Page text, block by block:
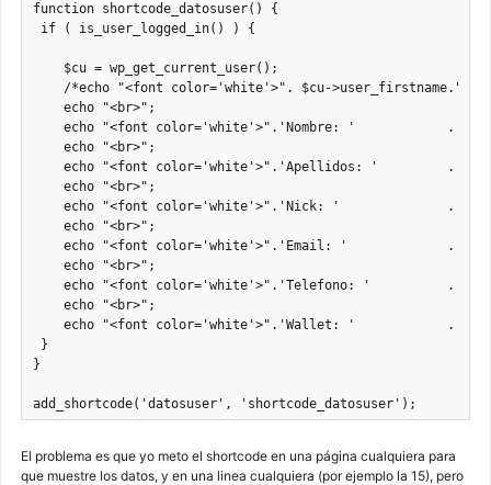
function shortcode_datosuser() {
if ( is_user_logged_in() ) {
    $cu = wp_get_current_user();
/*echo "<font color='white'>". $cu->user_firstname."</
    echo "<br>";
echo "<font color='white'>".'Nombre: '            .
    echo "<br>";
echo "<font color='white'>".'Apellidos: '         .
    echo "<br>";
echo "<font color='white'>".'Nick: '              .
    echo "<br>";
echo "<font color='white'>".'Email: '             .
    echo "<br>";
echo "<font color='white'>".'Telefono: '          .
    echo "<br>";
echo "<font color='white'>".'Wallet: '            .
}
}
add_shortcode('datosuser', 'shortcode_datosuser');
El problema es que yo meto el shortcode en una página cualquiera para
que muestre los datos, y en una linea cualquiera (por ejemplo la 15), pero